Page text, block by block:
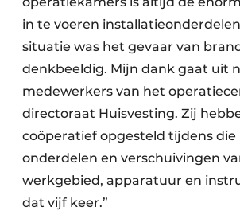
in te voeren
situatie was het gevaar van
denkbeeldig. Mijn dank gaat uit
medewerkers van het
directoraat Huisvesting. Zij
coöperatief opgesteld tijdens
onderdelen en verschuivingen
werkgebied, apparatuur en
dat vijf keer.”